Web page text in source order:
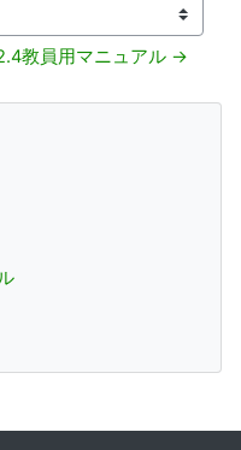
教員用マニュアル →